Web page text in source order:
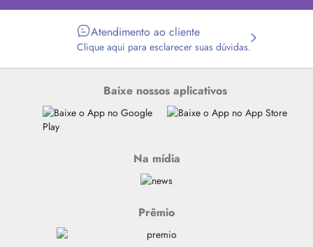
Atendimento ao cliente
Clique aqui para esclarecer suas dúvidas.
Baixe nossos aplicativos
Na mídia
Prêmio